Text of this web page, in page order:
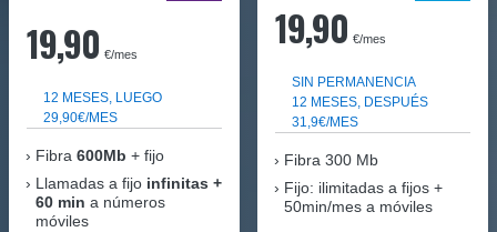
19,90 €/mes
12 MESES, LUEGO
29,90€/MES
Fibra 600Mb + fijo
Llamadas a fijo infinitas +
60 min a números
móviles
19,90 €/mes
SIN PERMANENCIA
12 MESES, DESPUÉS
31,9€/MES
Fibra 300 Mb
Fijo: ilimitadas a fijos +
50min/mes a móviles